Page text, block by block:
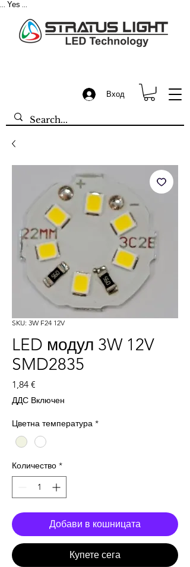
Yes
Вход
SKU: 3W F24 12V
LED модул 3W 12V
SMD2835
1,84 €
ДДС Включен
Цветна температура *
Количество *
Добави в кошницата
Купете сега